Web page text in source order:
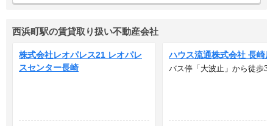
西浜町駅の賃貸取り扱い不動産会社
株式会社レオパレス21 レオパレ
スセンター長崎
ハウス流通株式会社 長崎店
バス停「大波止」から徒歩3